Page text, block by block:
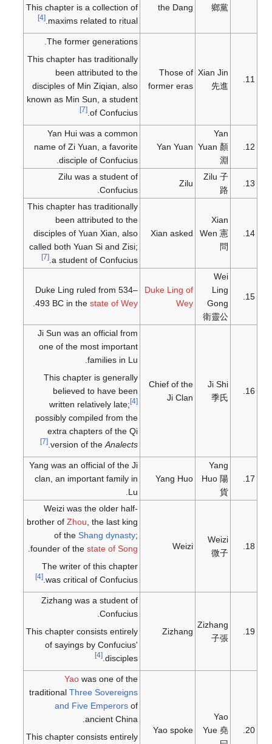
鄉黨
the Dang
This chapter is a collection of
maxims related to ritual.
[4]
11.
Xian Jin
先進
Those of
former eras
The former generations.
This chapter has traditionally
been attributed to the
disciples of Min Ziqian, also
known as Min Sun, a student
of Confucius.
[7]
12.
Yan
Yuan 顏
淵
Yan Yuan
Yan Hui was a common
name of Zi Yuan, a favorite
disciple of Confucius.
13.
Zilu 子
路
Zilu
Zilu was a student of
Confucius.
14.
Xian
Wen 憲
問
Xian asked
This chapter has traditionally
been attributed to the
disciples of Yuan Xian, also
called both Yuan Si and Zisi;
a student of Confucius.
[7]
15.
Wei
Ling
Gong
衛靈公
Duke Ling of
Wey
Duke Ling ruled from 534–
493 BC in thestate of Wey
.
16.
Ji Shi
季氏
Chief of the
Ji Clan
Ji Sun was an official from
one of the most important
families in Lu.
This chapter is generally
believed to have been
written relatively late;
[4]
possibly compiled from the
extra chapters of the Qi
version of theAnalects
.
[7]
17.
Yang
Huo 陽
貨
Yang Huo
Yang was an official of the Ji
clan, an important family in
Lu.
18.
Weizi
微子
Weizi
Weizi was the older half-
brother ofZhou, the last king
of theShang dynasty;
founder of thestate of Song
.
The writer of this chapter
was critical of Confucius.
[4]
19.
Zizhang
子張
Zizhang
Zizhang was a student of
Confucius.
This chapter consists entirely
of sayings by Confucius'
disciples.
[4]
20.
Yao
Yue 堯
Yao spoke
Yao was one of the
traditionalThree Sovereigns
and Five Emperors of
ancient China.
This chapter consists entirely